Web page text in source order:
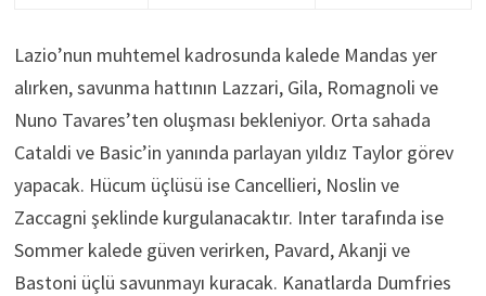
Lazio’nun muhtemel kadrosunda kalede Mandas yer
alırken, savunma hattının Lazzari, Gila, Romagnoli ve
Nuno Tavares’ten oluşması bekleniyor. Orta sahada
Cataldi ve Basic’in yanında parlayan yıldız Taylor görev
yapacak. Hücum üçlüsü ise Cancellieri, Noslin ve
Zaccagni şeklinde kurgulanacaktır. Inter tarafında ise
Sommer kalede güven verirken, Pavard, Akanji ve
Bastoni üçlü savunmayı kuracak. Kanatlarda Dumfries